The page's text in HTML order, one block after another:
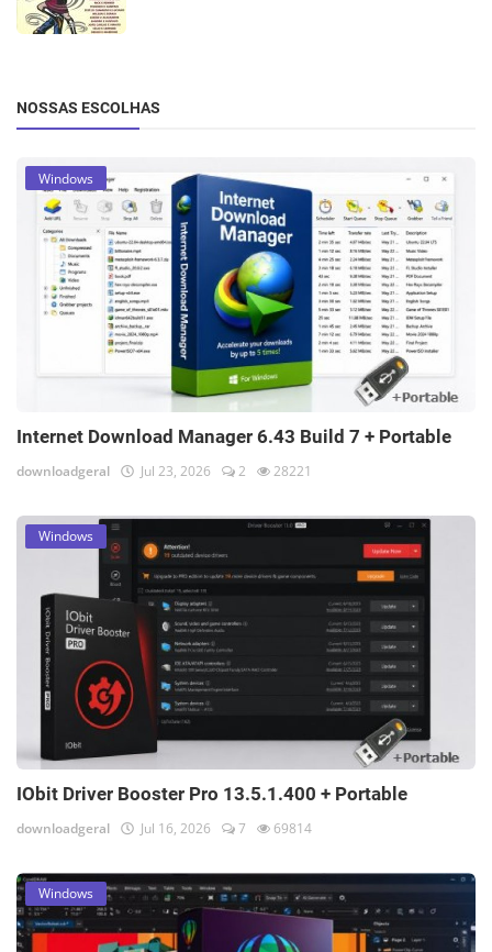
NOSSAS ESCOLHAS
Windows
Internet Download Manager 6.43 Build 7 + Portable
downloadgeral Jul 23, 2026 2 28221
Windows
IObit Driver Booster Pro 13.5.1.400 + Portable
downloadgeral Jul 16, 2026 7 69814
Windows